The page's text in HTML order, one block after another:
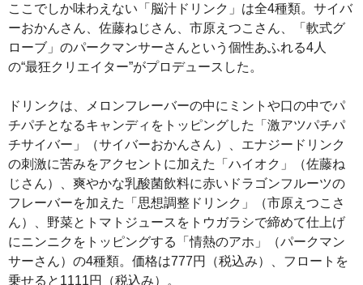
ここでしか味わえない「脳汁ドリンク」は全4種類。サイバ
ーおかんさん、佐藤ねじさん、市原えつこさん、「軟式グ
ローブ」のパークマンサーさんという個性あふれる4人
の“最狂クリエイター”がプロデュースした。
ドリンクは、メロンフレーバーの中にミントや口の中でパ
チパチとなるキャンディをトッピングした「激アツパチパ
チサイバー」（サイバーおかんさん）、エナジードリンク
の刺激に苦みをアクセントに加えた「ハイオク」（佐藤ね
じさん）、爽やかな乳酸菌飲料に赤いドラゴンフルーツの
フレーバーを加えた「思想調整ドリンク」（市原えつこさ
ん）、野菜とトマトジュースをトウガラシで締めて仕上げ
にニンニクをトッピングする「情熱のアホ」（パークマン
サーさん）の4種類。価格は777円（税込み）、フロートを
乗せると1111円（税込み）。